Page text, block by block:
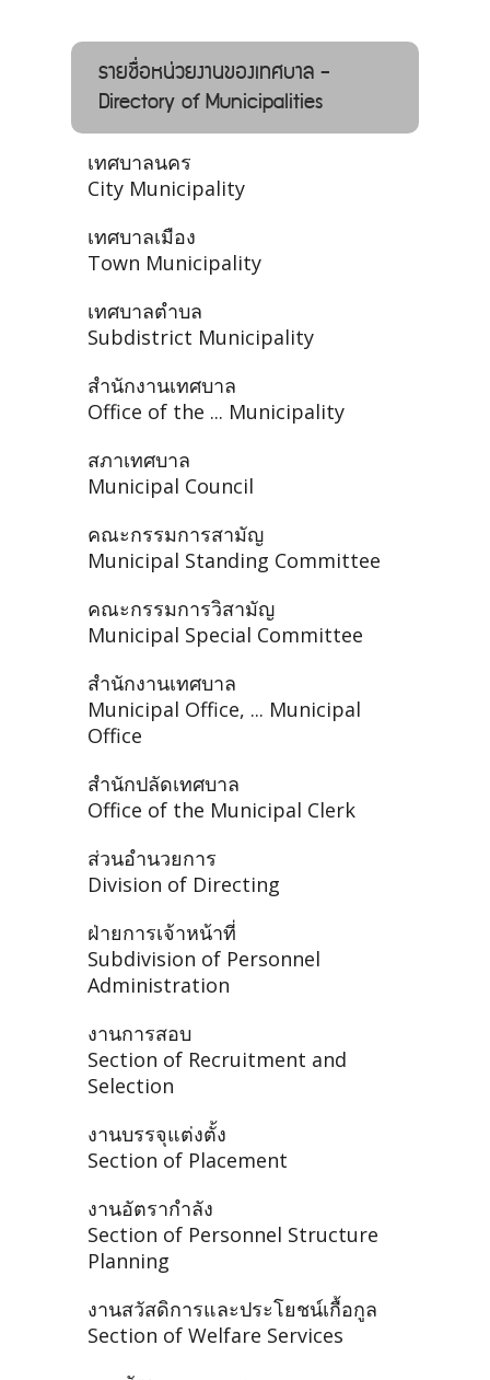
รายชื่อหน่วยงานของเทศบาล -
Directory of Municipalities
เทศบาลนคร
City Municipality
เทศบาลเมือง
Town Municipality
เทศบาลตำบล
Subdistrict Municipality
สำนักงานเทศบาล
Office of the ... Municipality
สภาเทศบาล
Municipal Council
คณะกรรมการสามัญ
Municipal Standing Committee
คณะกรรมการวิสามัญ
Municipal Special Committee
สำนักงานเทศบาล
Municipal Office, ... Municipal
Office
สำนักปลัดเทศบาล
Office of the Municipal Clerk
ส่วนอำนวยการ
Division of Directing
ฝ่ายการเจ้าหน้าที่
Subdivision of Personnel
Administration
งานการสอบ
Section of Recruitment and
Selection
งานบรรจุแต่งตั้ง
Section of Placement
งานอัตรากำลัง
Section of Personnel Structure
Planning
งานสวัสดิการและประโยชน์เกื้อกูล
Section of Welfare Services